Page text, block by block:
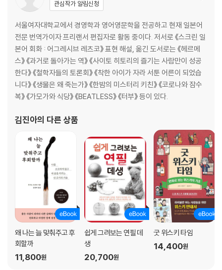
관심작가 알림신청
서울여자대학교에서 경영학과 영어영문학을 전공하고 현재 일본어
전문 번역가이자 프리랜서 편집자로 활동 중이다. 저서로 《스크린 일
본어 회화 : 어그레시브 레츠코》 표현 해설, 옮긴 도서로는 《헤르메
스》 《과거로 돌아가는 역》 《사이토 히토리의 즐기는 사람만이 성공
한다》 《철학자들의 토론회》 《착한 아이가 자라 서툰 어른이 되었습
니다》 《생물은 왜 죽는가》 《한밤의 미스터리 키친》 《코로나와 잠수
복》 《가모가와 식당》 《BEATLESS》 《터부》 등이 있다.
김진아의 다른 상품
왜 나는 늘 맞춰주고 후
회할까
11,800원
쉽게 그려보는 연필 데
생
20,700원
굿 위스키 타임
14,400원